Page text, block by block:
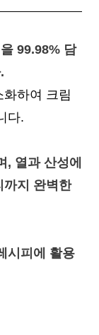
99.98% 담
하여 크림
다.
, 열과 산성에
까지 완벽한
시피에 활용